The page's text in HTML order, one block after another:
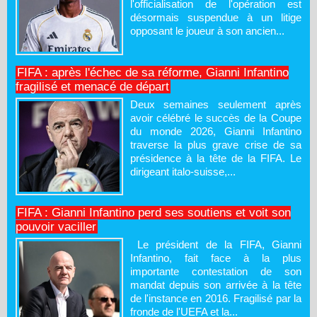
l'officialisation de l'opération est
désormais suspendue à un litige
opposant le joueur à son ancien...
FIFA : après l'échec de sa réforme, Gianni Infantino
fragilisé et menacé de départ
Deux semaines seulement après
avoir célébré le succès de la Coupe
du monde 2026, Gianni Infantino
traverse la plus grave crise de sa
présidence à la tête de la FIFA. Le
dirigeant italo-suisse,...
FIFA : Gianni Infantino perd ses soutiens et voit son
pouvoir vaciller
Le président de la FIFA, Gianni
Infantino, fait face à la plus
importante contestation de son
mandat depuis son arrivée à la tête
de l'instance en 2016. Fragilisé par la
fronde de l'UEFA et la...